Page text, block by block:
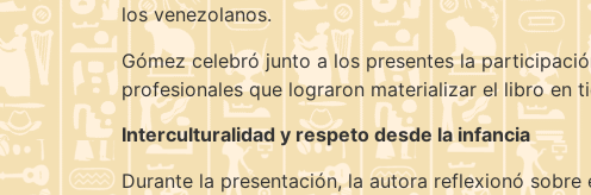
los venezolanos.
Gómez celebró junto a los presentes la
profesionales que lograron materializar el libro en
Interculturalidad y respeto desde la infancia
Durante la presentación, la autora reflexionó